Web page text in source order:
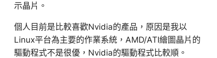
示晶片。
個人目前是比較喜歡Nvidia的產品，原因是我以
Linux平台為主要的作業系統，AMD/ATI繪圖晶片的
驅動程式不是很優，Nvidia的驅動程式比較順。